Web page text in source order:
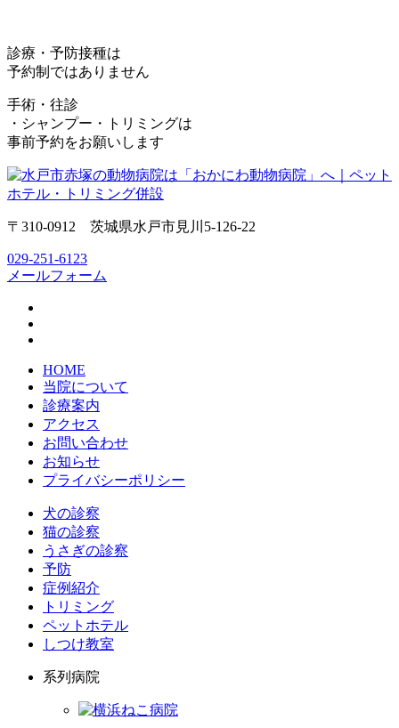
診療・予防接種は
予約制ではありません
手術・往診
・シャンプー・トリミングは
事前予約をお願いします
〒310-0912 茨城県水戸市見川5-126-22
029-251-6123
メールフォーム
HOME
当院について
診療案内
アクセス
お問い合わせ
お知らせ
プライバシーポリシー
犬の診察
猫の診察
うさぎの診察
予防
症例紹介
トリミング
ペットホテル
しつけ教室
系列病院